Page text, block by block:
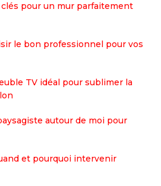
pour un mur parfaitement
le bon professionnel pour vos
TV idéal pour sublimer la
autour de moi pour
et pourquoi intervenir